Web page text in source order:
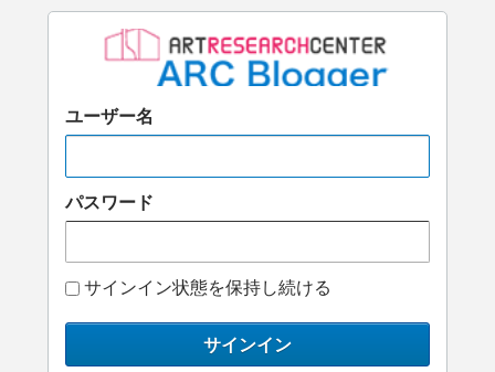
ユーザー名
パスワード
サインイン状態を保持し続ける
サインイン